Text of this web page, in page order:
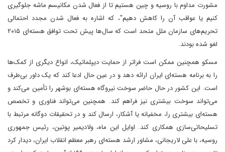
مشورت مداوم با روسیه و چین هستیم تا از فعال شدن مکانیسم ماشه جلوگیری
کنیم یا عواقب آن را کاهش دهیم"، که اشاره به فعال شدن مجدد احتمالی
تحریم‌های سازمان ملل متحد است که سال‌ها پیش تحت توافق هسته‌ای ۲۰۱۵
لغو شده بودند.
مسکو همچنین ممکن است فراتر از حمایت دیپلماتیک، انواع دیگری از کمک‌ها
را به برنامه هسته‌ای ایران ارائه دهد و در عین حال ادعا کند که یک داور بی‌طرف
است. این کشور در حال حاضر سوخت نیروگاه هسته‌ای بوشهر را تأمین می‌کند و
می‌تواند سوخت بیشتری نیز فراهم کند. همچنین می‌تواند فناوری و تخصص
هسته‌ای بیشتری را، مخفیانه یا آشکار، ارسال کند و در تحقیقات دوگانه مرتبط با
تسلیحاتی‌سازی همکاری کند. اوایل این ماه، ولادیمیر پوتین، رئیس جمهوری
روسیه، با علی لاریجانی، مشاور ارشد هسته‌ای رهبر معظم انقلاب ایران، دیدار کرد